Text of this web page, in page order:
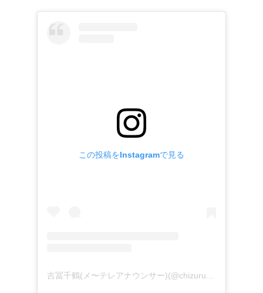
この投稿をInstagramで見る
吉冨千鶴(メ〜テレアナウンサー)(@chizuru__yoshitomi)がシェアした投稿